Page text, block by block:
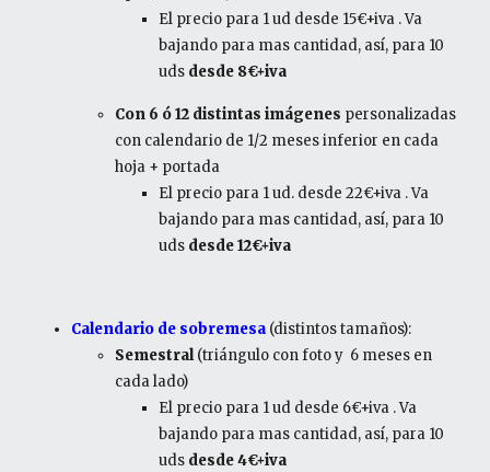
El precio para 1 ud desde 15€+iva . Va
bajando para mas cantidad, así, para 10
uds desde 8€+iva
Con 6 ó 12 distintas imágenes personalizadas
con calendario de 1/2 meses inferior en cada
hoja + portada
El precio para 1 ud. desde 22€+iva . Va
bajando para mas cantidad, así, para 10
uds desde 12€+iva
Calendario de sobremesa (distintos tamaños):
Semestral(triángulo con foto y 6 meses en
cada lado)
El precio para 1 ud desde 6€+iva . Va
bajando para mas cantidad, así, para 10
uds desde 4€+iva